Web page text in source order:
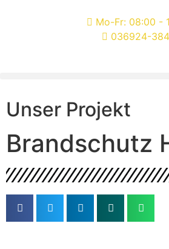
Mo-Fr: 08:00 -
036924-
Unser Projekt
Brandschutz